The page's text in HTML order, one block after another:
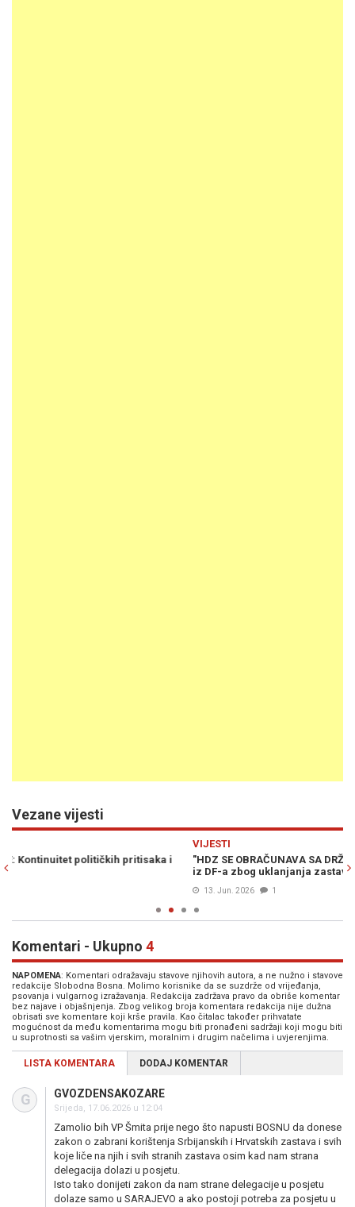
Vezane vijesti
"HDZ SE OBRAČUNAVA SA DRŽAVOM, A ONI ŠUTE!": Oštra reakcija
iz DF-a zbog uklanjanja zastava BiH u Čapljini
Komentari - Ukupno 4
NAPOMENA: Komentari odražavaju stavove njihovih autora, a ne nužno i stavove
redakcije Slobodna Bosna. Molimo korisnike da se suzdrže od vrijeđanja,
psovanja i vulgarnog izražavanja. Redakcija zadržava pravo da obriše komentar
bez najave i objašnjenja. Zbog velikog broja komentara redakcija nije dužna
obrisati sve komentare koji krše pravila. Kao čitalac također prihvatate
mogućnost da među komentarima mogu biti pronađeni sadržaji koji mogu biti
u suprotnosti sa vašim vjerskim, moralnim i drugim načelima i uvjerenjima.
LISTA KOMENTARA DODAJ KOMENTAR
G GVOZDENSAKOZARE
Srijeda, 17.06.2026 u 12:04
Zamolio bih VP Šmita prije nego što napusti BOSNU da donese
zakon o zabrani korištenja Srbijanskih i Hrvatskih zastava i svih
koje liče na njih i svih stranih zastava osim kad nam strana
delegacija dolazi u posjetu.
Isto tako donijeti zakon da nam strane delegacije u posjetu
dolaze samo u SARAJEVO a ako postoji potreba za posjetu u